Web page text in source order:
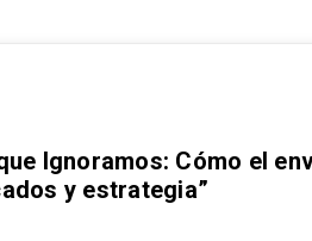
Ignoramos: Cómo el
y estrategia”